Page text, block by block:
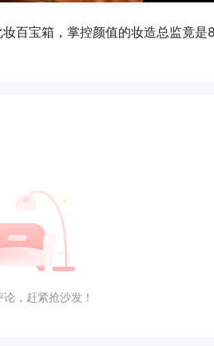
百宝箱，掌控颜值的妆造总监竟是
，赶紧抢沙发！